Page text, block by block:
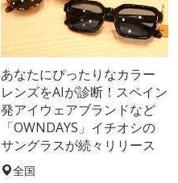
あなたにぴったりなカラー
レンズをAIが診断！スペイン
発アイウェアブランドなど
「OWNDAYS」イチオシの
サングラスが続々リリース
全国